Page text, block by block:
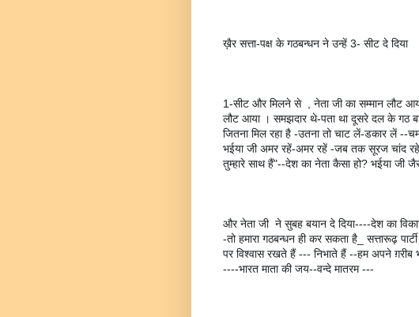
ख़ैर सत्ता-पक्ष के गठबन्धन ने उन्हें 3- सीट दे दिया
1-सीट और मिलने से  , नेता जी का सम्मान लौट
लौट आया । समझदार थे-पता था दूसरे दल के गठ
जितना मिल रहा है -उतना तो चाट लें-डकार लें --
भईया जी अमर रहें-अमर रहें -जब तक सूरज चांद
तुम्हारे साथ हैं"--देश का नेता कैसा हो? भईया जी
और नेता जी  ने सुबह बयान दे दिया----देश का
-तो हमारा गठबन्धन ही कर सकता है_ सत्तारूढ़
पर विश्वास रखते हैं --- निभाते हैं --हम अपने ग़रीब
----भारत माता की जय--वन्दे मातरम ---